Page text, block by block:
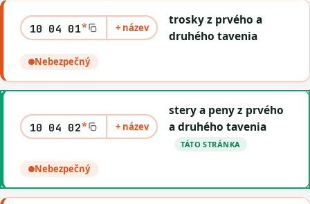
10 04 01* + název
trosky z prvého a
druhého tavenia
Nebezpečný
10 04 02* + název
stery a peny z prvého
a druhého tavenia
TÁTO STRÁNKA
Nebezpečný